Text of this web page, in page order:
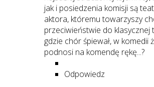
jak i posiedzenia komisji są
aktora, któremu towarzyszy
przeciwieństwie do klasycznej
gdzie chór śpiewał, w komedii
podnosi na komendę rękę...?
Odpowiedz